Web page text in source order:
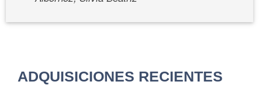
ADQUISICIONES RECIENTES